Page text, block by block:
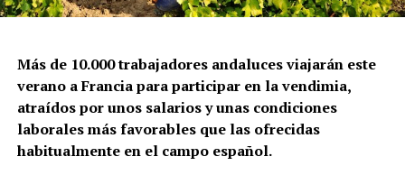
Más de 10.000 trabajadores andaluces viajarán este
verano a Francia para participar en la vendimia,
atraídos por unos salarios y unas condiciones
laborales más favorables que las ofrecidas
habitualmente en el campo español.